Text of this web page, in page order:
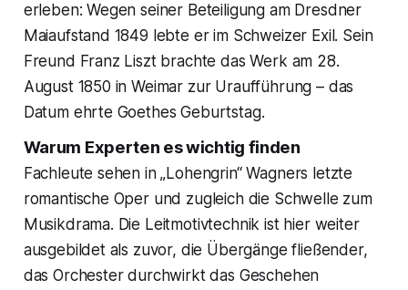
erleben: Wegen seiner Beteiligung am Dresdner
Maiaufstand 1849 lebte er im Schweizer Exil. Sein
Freund Franz Liszt brachte das Werk am 28.
August 1850 in Weimar zur Uraufführung – das
Datum ehrte Goethes Geburtstag.
Warum Experten es wichtig finden
Fachleute sehen in „Lohengrin“ Wagners letzte
romantische Oper und zugleich die Schwelle zum
Musikdrama. Die Leitmotivtechnik ist hier weiter
ausgebildet als zuvor, die Übergänge fließender,
das Orchester durchwirkt das Geschehen